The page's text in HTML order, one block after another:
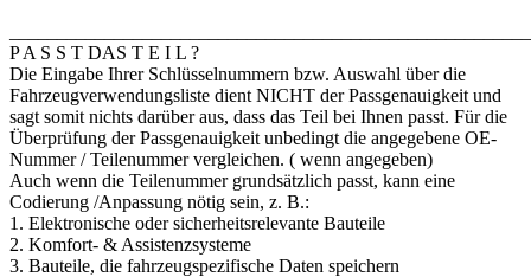
P A S S T DAS T E I L ?
Die Eingabe Ihrer Schlüsselnummern bzw. Auswahl über die
Fahrzeugverwendungsliste dient NICHT der Passgenauigkeit und
sagt somit nichts darüber aus, dass das Teil bei Ihnen passt. Für die
Überprüfung der Passgenauigkeit unbedingt die angegebene OE-
Nummer / Teilenummer vergleichen. ( wenn angegeben)
Auch wenn die Teilenummer grundsätzlich passt, kann eine
Codierung /Anpassung nötig sein, z. B.:
1. Elektronische oder sicherheitsrelevante Bauteile
2. Komfort- & Assistenzsysteme
3. Bauteile, die fahrzeugspezifische Daten speichern